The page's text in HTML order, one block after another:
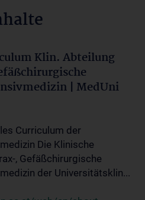
Klin. Abteilung
| MedUni
Curriculum der
Die Klinische
, Gefäßchirurgische
der Universitätsklin...